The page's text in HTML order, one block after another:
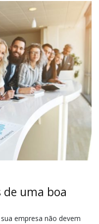
de uma boa
empresa não devem